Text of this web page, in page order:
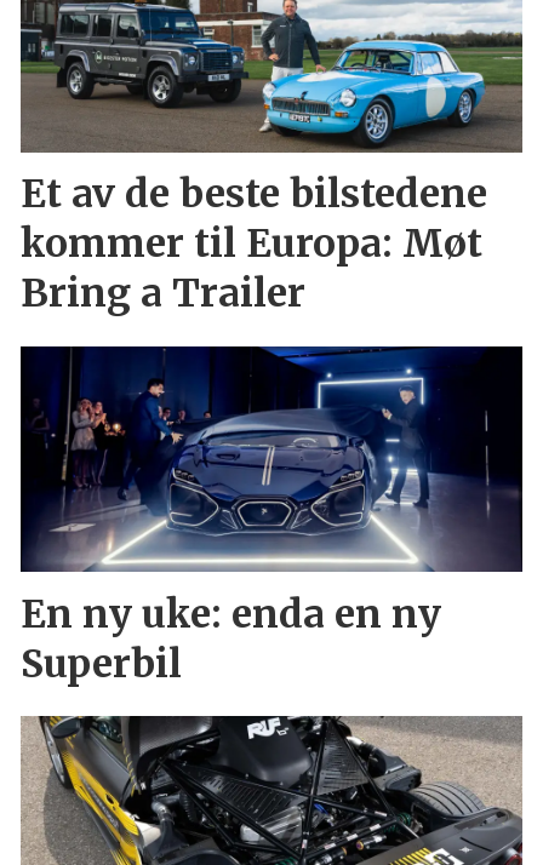
Et av de beste bilstedene
kommer til Europa: Møt
Bring a Trailer
En ny uke: enda en ny
Superbil